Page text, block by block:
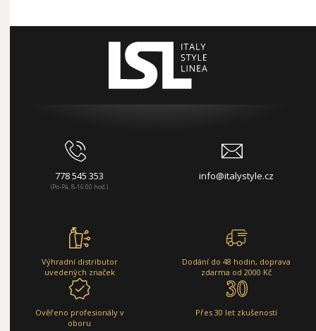
778 545 353
(Po-Pá, 8-16:00 hod.)
info@italystyle.cz
Výhradní distributor
uvedených značek
Dodání do 48 hodin, doprava
zdarma od 2000 Kč
Ověřeno profesionály v
oboru
Přes 30 let zkušeností